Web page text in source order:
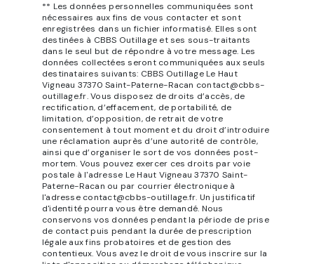
** Les données personnelles communiquées sont
nécessaires aux fins de vous contacter et sont
enregistrées dans un fichier informatisé. Elles sont
destinées à CBBS Outillage et ses sous-traitants
dans le seul but de répondre à votre message. Les
données collectées seront communiquées aux seuls
destinataires suivants: CBBS Outillage Le Haut
Vigneau 37370 Saint-Paterne-Racan contact@cbbs-
outillage.fr. Vous disposez de droits d’accès, de
rectification, d’effacement, de portabilité, de
limitation, d’opposition, de retrait de votre
consentement à tout moment et du droit d’introduire
une réclamation auprès d’une autorité de contrôle,
ainsi que d’organiser le sort de vos données post-
mortem. Vous pouvez exercer ces droits par voie
postale à l'adresse Le Haut Vigneau 37370 Saint-
Paterne-Racan ou par courrier électronique à
l'adresse contact@cbbs-outillage.fr. Un justificatif
d'identité pourra vous être demandé. Nous
conservons vos données pendant la période de prise
de contact puis pendant la durée de prescription
légale aux fins probatoires et de gestion des
contentieux. Vous avez le droit de vous inscrire sur la